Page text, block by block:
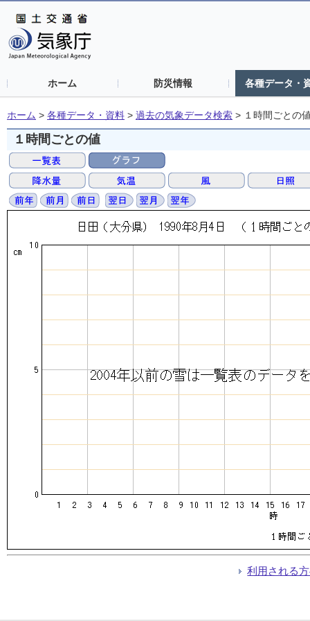
ホーム 防災情報 各種データ・
ホーム > 各種データ・資料 > 過去の気象データ検索 > １時間ごとの
１時間ごとの値
利用される